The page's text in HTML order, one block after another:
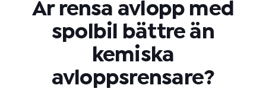
Är rensa avlopp med
spolbil bättre än
kemiska
avloppsrensare?